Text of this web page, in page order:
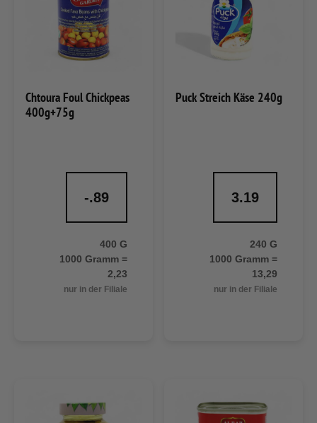
Chtoura Foul Chickpeas
400g+75g
-.89
400 G
1000 Gramm =
2,23
nur in der Filiale
Puck Streich Käse 240g
3.19
240 G
1000 Gramm =
13,29
nur in der Filiale